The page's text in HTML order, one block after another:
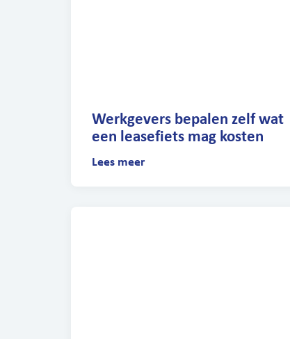
Werkgevers bepalen zelf wat
een leasefiets mag kosten
Lees meer